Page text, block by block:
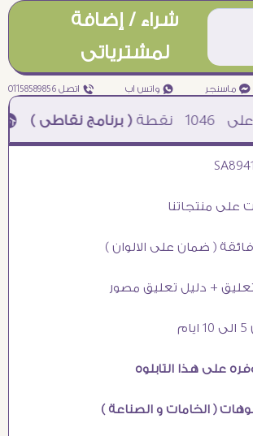
شراء / إضافة
لمشترياتى
¥ ماسنجر ₧ واتس اب ƒ اتصل 01158589856
1046 نقطة( برنامج نقاطى )à خصم 5% للعملاء الجدد à شحن مجانى عند الشراء ب 4000 جنيه à